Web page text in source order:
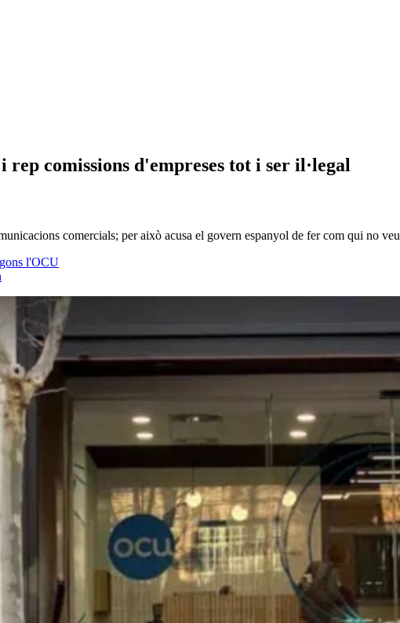
comissions d'empreses tot i ser il·legal
comercials; per això acusa el govern espanyol de fer com qui no veu
l'OCU